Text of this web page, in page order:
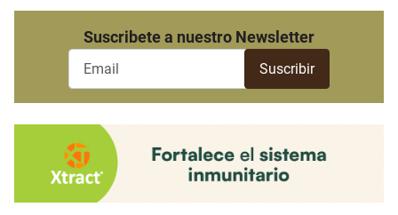
Suscribete a nuestro Newsletter